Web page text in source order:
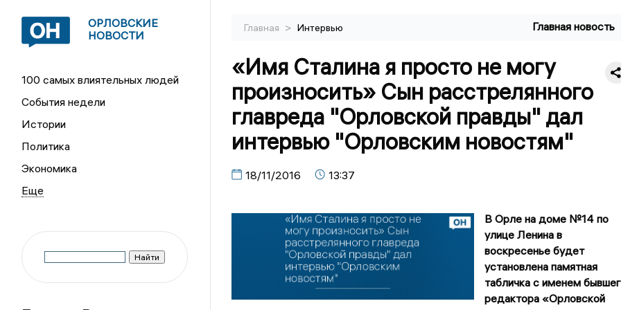
ОРЛОВСКИЕ
НОВОСТИ
100 самых влиятельных людей
События недели
Истории
Политика
Экономика
Главная > Интервью Главная новость
«Имя Сталина я просто не могу
произносить» Сын расстрелянного
главреда "Орловской правды" дал
интервью "Орловским новостям"
18/11/2016 13:37
В Орле на доме №14 по
улице Ленина в
воскресенье будет
установлена памятная
табличка с именем
редактора «Орловской